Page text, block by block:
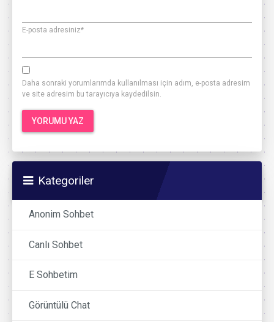
E-posta adresiniz*
Daha sonraki yorumlarımda kullanılması için adım, e-posta adresim
ve site adresim bu tarayıcıya kaydedilsin.
Kategoriler
Anonim Sohbet
Canlı Sohbet
E Sohbetim
Görüntülü Chat